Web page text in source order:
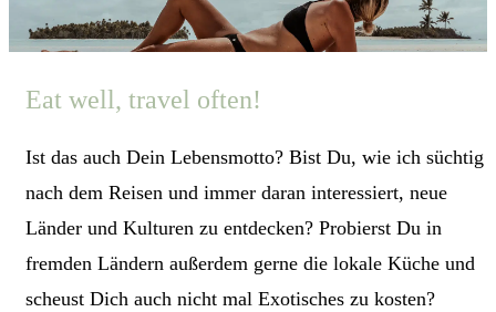
Eat well, travel often!
Ist das auch Dein Lebensmotto? Bist Du, wie ich süchtig
nach dem Reisen und immer daran interessiert, neue
Länder und Kulturen zu entdecken? Probierst Du in
fremden Ländern außerdem gerne die lokale Küche und
scheust Dich auch nicht mal Exotisches zu kosten?